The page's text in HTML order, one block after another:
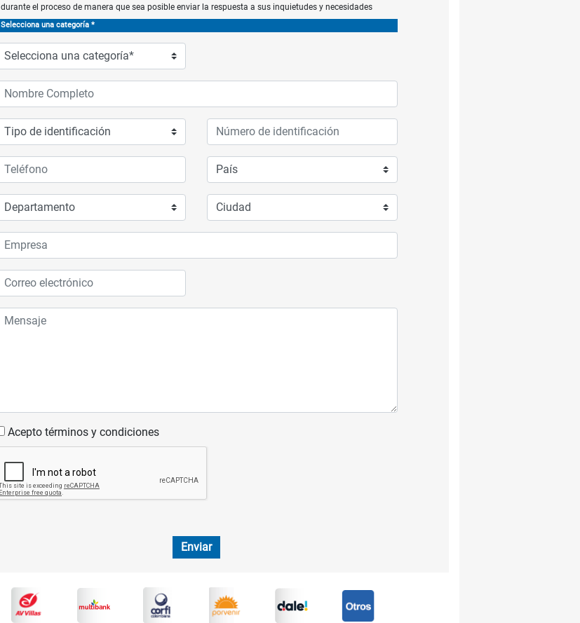
durante el proceso de manera que sea posible enviar la respuesta a sus inquietudes y necesidades
Selecciona una categoría *
Acepto términos y condiciones
Enviar